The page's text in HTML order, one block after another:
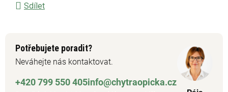
Sdílet
Potřebujete poradit?
Neváhejte nás kontaktovat.
+420 799 550 405info@chytraopicka.cz